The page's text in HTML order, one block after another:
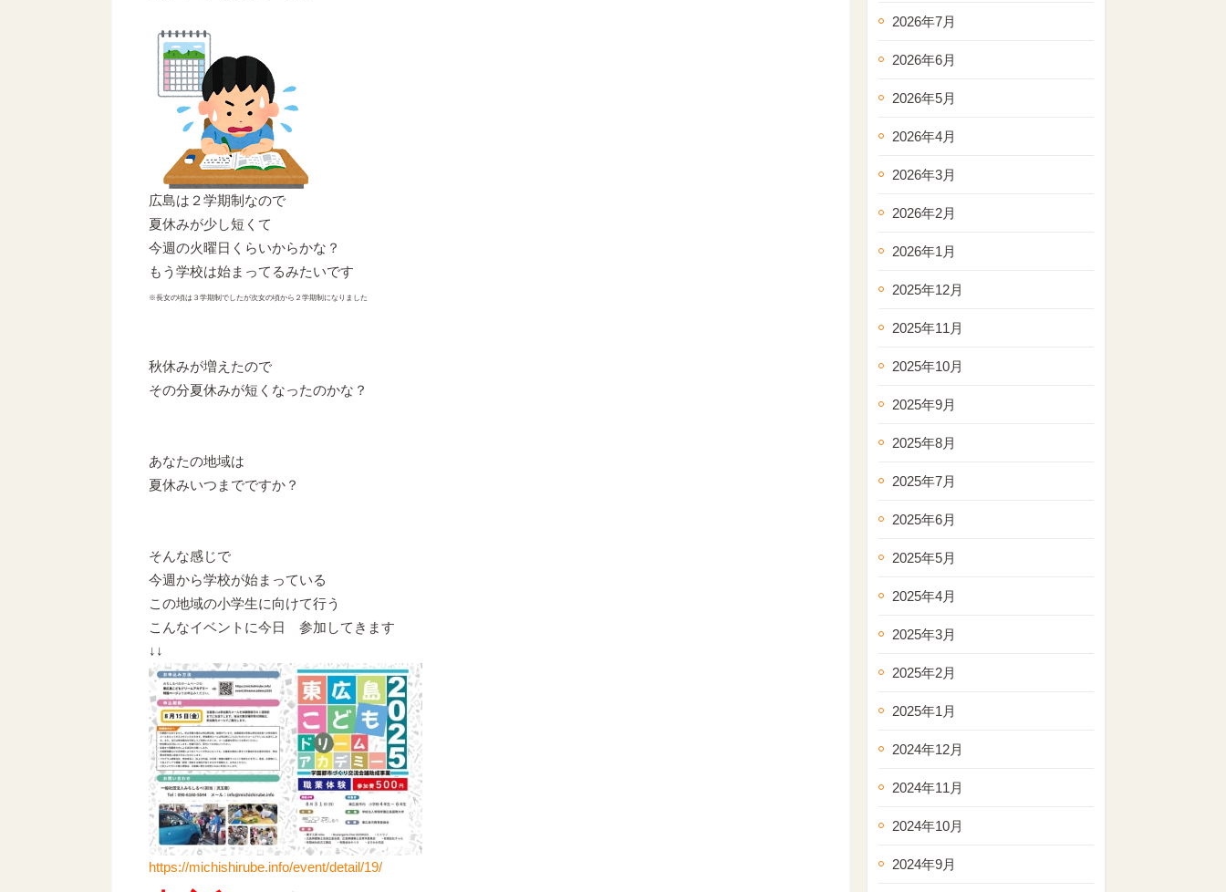
広島は２学期制なので
夏休みが少し短くて
今週の火曜日くらいからかな？
もう学校は始まってるみたいです
※長女の頃は３学期制でしたが次女の頃から２学期制になりました
秋休みが増えたので
その分夏休みが短くなったのかな？
あなたの地域は
夏休みいつまでですか？
そんな感じで
今週から学校が始まっている
この地域の小学生に向けて行う
こんなイベントに今日 参加してきます
↓↓
https://michishirube.info/event/detail/19/
2026年7月
2026年6月
2026年5月
2026年4月
2026年3月
2026年2月
2026年1月
2025年12月
2025年11月
2025年10月
2025年9月
2025年8月
2025年7月
2025年6月
2025年5月
2025年4月
2025年3月
2025年2月
2025年1月
2024年12月
2024年11月
2024年10月
2024年9月